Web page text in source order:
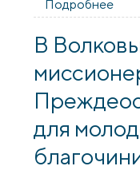
Подробнее
В
для